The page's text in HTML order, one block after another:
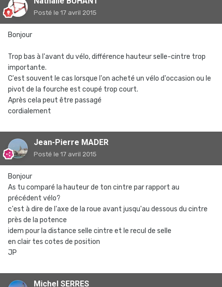
Posté le 17 avril 2015
Bonjour
Trop bas à l'avant du vélo, différence hauteur selle-cintre trop
importante.
C'est souvent le cas lorsque l'on acheté un vélo d'occasion ou le
pivot de la fourche est coupé trop court.
Après cela peut être passagé
cordialement
Jean-Pierre MADER
Posté le 17 avril 2015
Bonjour
As tu comparé la hauteur de ton cintre par rapport au
précédent vélo?
c'est à dire de l'axe de la roue avant jusqu'au dessous du cintre
près de la potence
idem pour la distance selle cintre et le recul de selle
en clair tes cotes de position
JP
Michel SERRES